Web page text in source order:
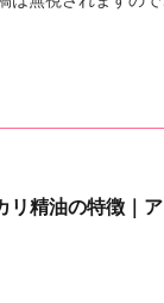
リ精油の特徴｜